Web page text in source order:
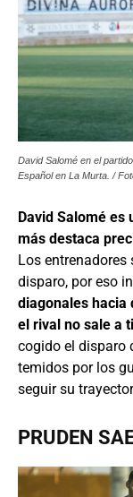
David Salomé en el
Español en La Murta. /
David Salomé es
más destaca
Los entrenadores
disparo, por eso
diagonales hacia
el rival no sale a
cogido el disparo
temidos por los
seguir su
PRUDEN